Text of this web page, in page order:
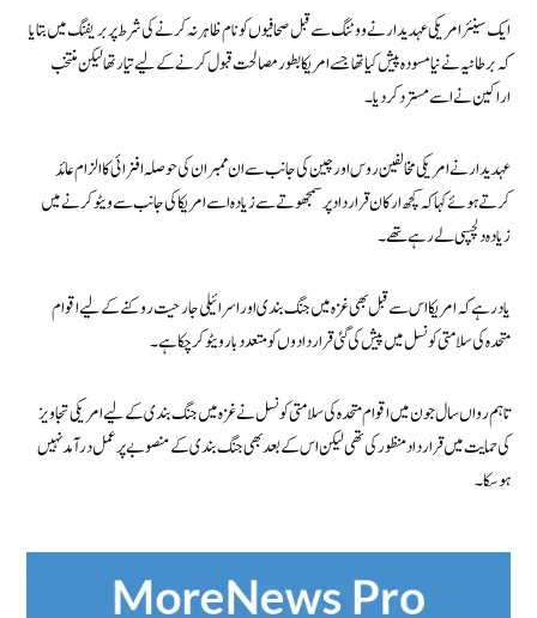
ایک سینئر امریکی عہدیدار نے ووٹنگ سے قبل صحافیوں کو نام ظاہر نہ کرنے کی شرط پر بریفنگ میں بتایا
کہ برطانیہ نے نیا مسودہ پیش کیا تھا جسے امریکا بطور مصالحت قبول کرنے کے لیے تیار تھا لیکن منتخب
اراکین نے اسے مسترد کر دیا۔
عہدیدار نے امریکی مخالفین روس اور چین کی جانب سے ان ممبران کی حوصلہ افزائی کا الزام عائد
کرتے ہوئے کہا کہ کچھ ارکان قرارداد پر سمجھوتے سے زیادہ اسے امریکا کی جانب سے ویٹو کرنے میں
زیادہ دلچسپی لے رہے تھے۔
یاد رہے کہ امریکا اس سے قبل بھی غزہ میں جنگ بندی اور اسرائیلی جارحیت روکنے کے لیے اقوام
متحدہ کی سلامتی کونسل میں پیش کی گئی قراردادوں کو متعدد بار ویٹو کرچکا ہے۔
تاہم رواں سال جون میں اقوام متحدہ کی سلامتی کونسل نے غزہ میں جنگ بندی کے لیے امریکی تجاویز
کی حمایت میں قرارداد منظور کی تھی لیکن اس کے بعد بھی جنگ بندی کے منصوبے پر عمل درآمد نہیں
ہوسکا۔